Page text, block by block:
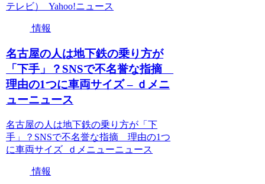
テレビ） Yahoo!ニュース
情報
名古屋の人は地下鉄の乗り方が
「下手」？SNSで不名誉な指摘
理由の1つに車両サイズ – ｄメニ
ューニュース
名古屋の人は地下鉄の乗り方が「下
手」？SNSで不名誉な指摘 理由の1つ
に車両サイズ ｄメニューニュース
情報